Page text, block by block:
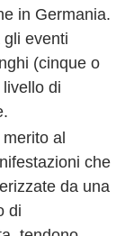
in Germania.
eventi
(cinque o
di
al
che
da una
di